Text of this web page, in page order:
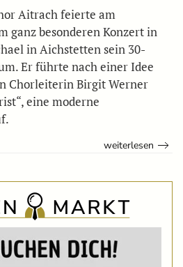
Aitrach feierte am
ganz besonderen Konzert in
in Aichstetten sein 30-
Er führte nach einer Idee
Chorleiterin Birgit Werner
eine moderne
weiterlesen